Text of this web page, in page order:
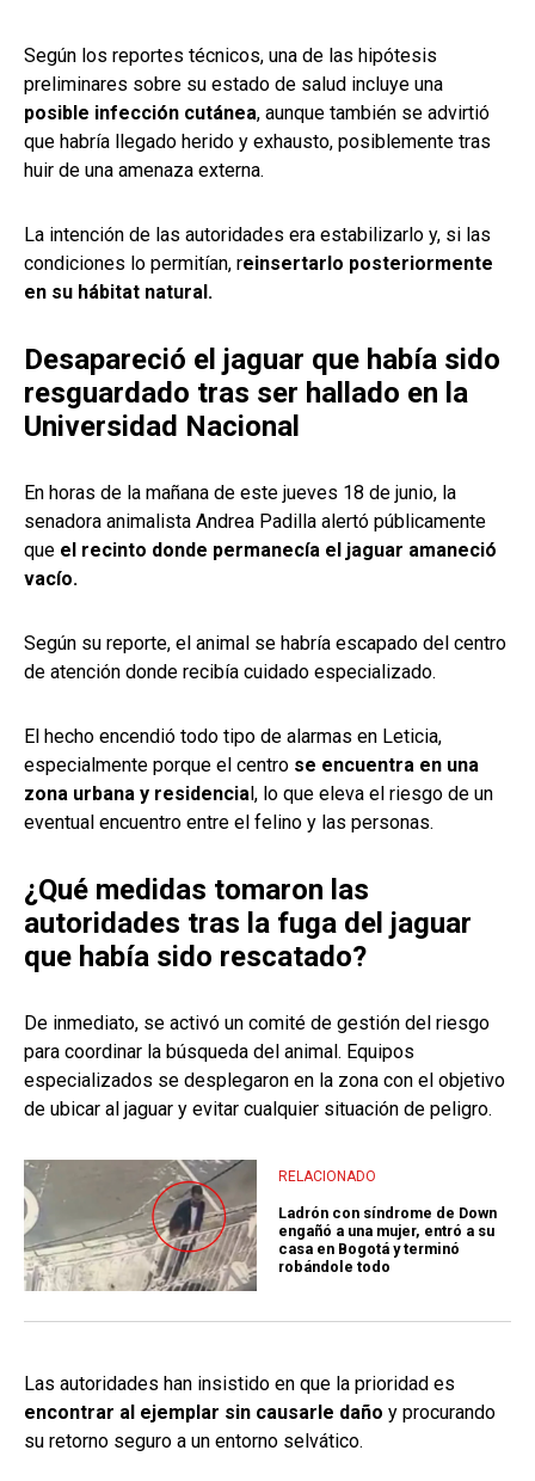
Según los reportes técnicos, una de las hipótesis
preliminares sobre su estado de salud incluye una
posible infección cutánea, aunque también se advirtió
que habría llegado herido y exhausto, posiblemente tras
huir de una amenaza externa.
La intención de las autoridades era estabilizarlo y, si las
condiciones lo permitían, reinsertarlo posteriormente
en su hábitat natural.
Desapareció el jaguar que había sido
resguardado tras ser hallado en la
Universidad Nacional
En horas de la mañana de este jueves 18 de junio, la
senadora animalista Andrea Padilla alertó públicamente
que el recinto donde permanecía el jaguar amaneció
vacío.
Según su reporte, el animal se habría escapado del centro
de atención donde recibía cuidado especializado.
El hecho encendió todo tipo de alarmas en Leticia,
especialmente porque el centro se encuentra en una
zona urbana y residencia l, lo que eleva el riesgo de un
eventual encuentro entre el felino y las personas.
¿Qué medidas tomaron las
autoridades tras la fuga del jaguar
que había sido rescatado?
De inmediato, se activó un comité de gestión del riesgo
para coordinar la búsqueda del animal. Equipos
especializados se desplegaron en la zona con el objetivo
de ubicar al jaguar y evitar cualquier situación de peligro.
RELACIONADO
Ladrón con síndrome de Down
engañó a una mujer, entró a su
casa en Bogotá y terminó
robándole todo
Las autoridades han insistido en que la prioridad es
encontrar al ejemplar sin causarle daño y procurando
su retorno seguro a un entorno selvático.